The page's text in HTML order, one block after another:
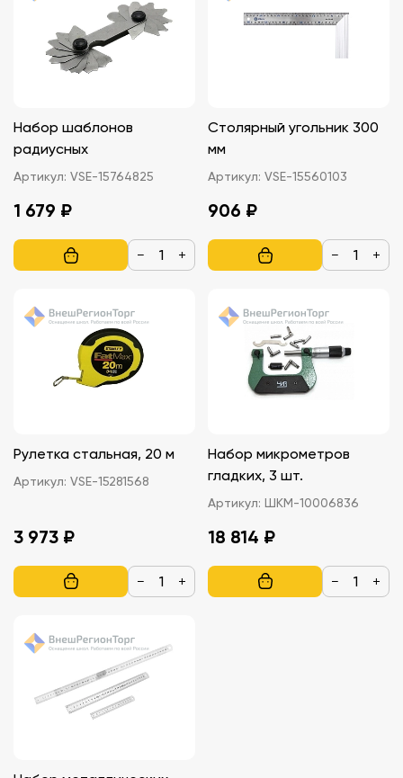
Набор шаблонов
радиусных
Артикул: VSE-15764825
1 679 ₽
− +
Столярный угольник 300
мм
Артикул: VSE-15560103
906 ₽
− +
Рулетка стальная, 20 м
Артикул: VSE-15281568
3 973 ₽
− +
Набор микрометров
гладких, 3 шт.
Артикул: ШКМ-10006836
18 814 ₽
− +